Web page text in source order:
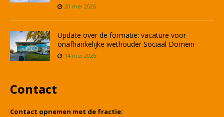
20 mei 2026
Update over de formatie: vacature voor
onafhankelijke wethouder Sociaal Domein
14 mei 2026
Contact
Contact opnemen met de fractie: